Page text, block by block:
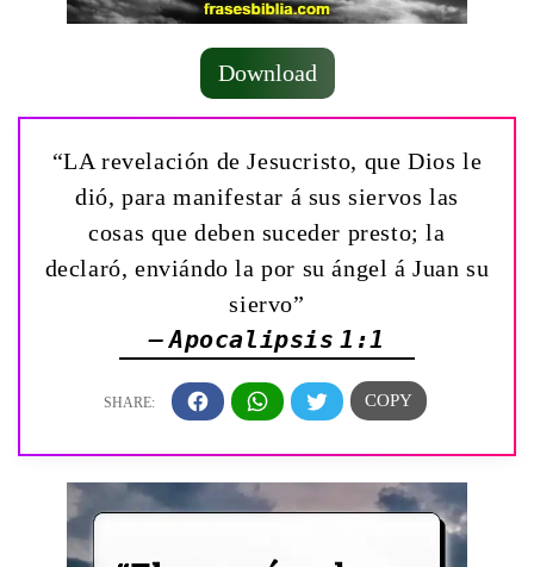
Download
“LA revelación de Jesucristo, que Dios le
dió, para manifestar á sus siervos las
cosas que deben suceder presto; la
declaró, enviándo la por su ángel á Juan su
siervo”
— Apocalipsis 1:1